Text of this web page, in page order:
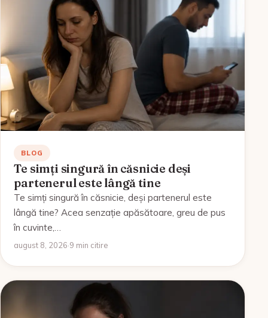
BLOG
Te simți singură în căsnicie deși
partenerul este lângă tine
Te simți singură în căsnicie, deși partenerul este
lângă tine? Acea senzație apăsătoare, greu de pus
în cuvinte,…
august 8, 2026·9 min citire